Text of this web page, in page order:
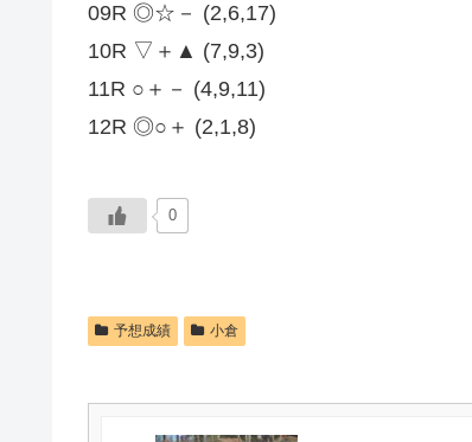
09R ◎☆－ (2,6,17)
10R ▽＋▲ (7,9,3)
11R ○＋－ (4,9,11)
12R ◎○＋ (2,1,8)
0
予想成績 小倉